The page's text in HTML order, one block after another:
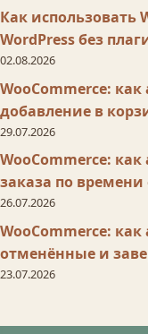
Как использовать
WordPress без
02.08.2026
WooCommerce:
добавление в
29.07.2026
WooCommerce:
заказа по
26.07.2026
WooCommerce:
отменённые и
23.07.2026